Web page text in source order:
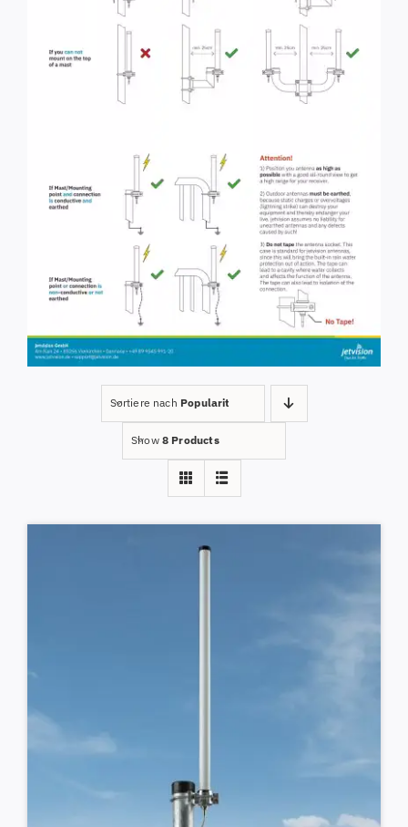
Sortiere nach Popularity
Show 8 Products